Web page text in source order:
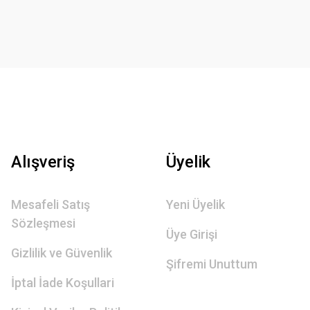
Alışveriş
Mesafeli Satış
Sözleşmesi
Gizlilik ve Güvenlik
İptal İade Koşullari
Üyelik
Yeni Üyelik
Üye Girişi
Şifremi Unuttum